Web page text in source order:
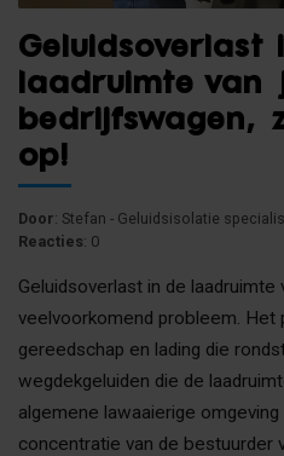
Geluidsoverlast
laadruimte van
bedrijfswagen,
op!
Door: Stefan - Geluidsisolatie
Reacties: 0
Geluidsoverlast in de
veelvoorkomend probleem. Het
gereedschap en lading die
wegdekgeluiden die de
algemene lawaaierige
concentratie van de bestuurder